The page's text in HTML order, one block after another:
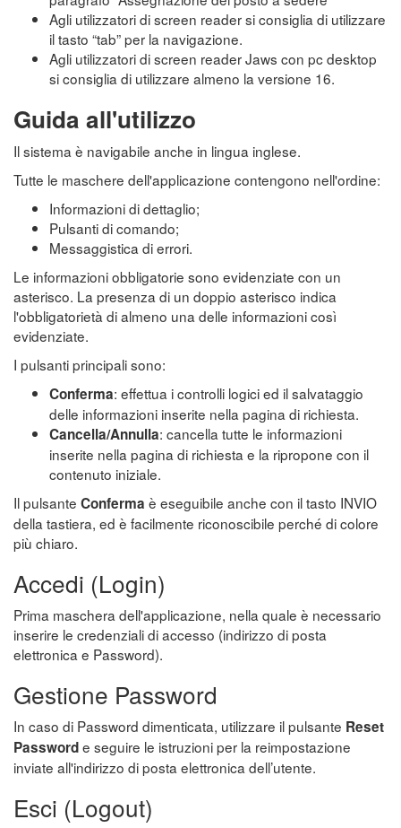
Agli utilizzatori di screen reader si consiglia di utilizzare
il tasto “tab” per la navigazione.
Agli utilizzatori di screen reader Jaws con pc desktop
si consiglia di utilizzare almeno la versione 16.
Guida all'utilizzo
Il sistema è navigabile anche in lingua inglese.
Tutte le maschere dell'applicazione contengono nell'ordine:
Informazioni di dettaglio;
Pulsanti di comando;
Messaggistica di errori.
Le informazioni obbligatorie sono evidenziate con un
asterisco. La presenza di un doppio asterisco indica
l'obbligatorietà di almeno una delle informazioni così
evidenziate.
I pulsanti principali sono:
Conferma: effettua i controlli logici ed il salvataggio
delle informazioni inserite nella pagina di richiesta.
Cancella/Annulla: cancella tutte le informazioni
inserite nella pagina di richiesta e la ripropone con il
contenuto iniziale.
Il pulsante Conferma è eseguibile anche con il tasto INVIO
della tastiera, ed è facilmente riconoscibile perché di colore
più chiaro.
Accedi (Login)
Prima maschera dell'applicazione, nella quale è necessario
inserire le credenziali di accesso (indirizzo di posta
elettronica e Password).
Gestione Password
In caso di Password dimenticata, utilizzare il pulsante Reset
Passworde seguire le istruzioni per la reimpostazione
inviate all'indirizzo di posta elettronica dell’utente.
Esci (Logout)